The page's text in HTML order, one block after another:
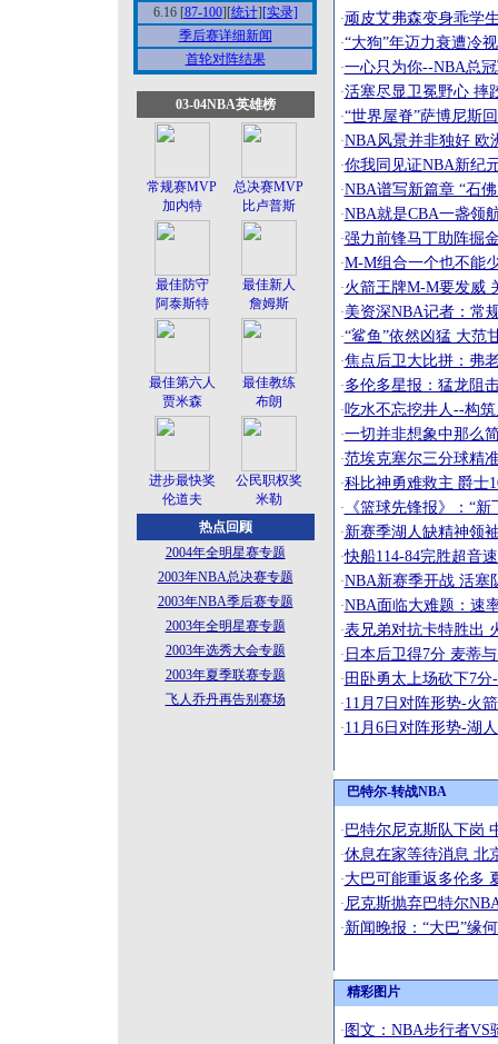
6.16 [87-100][统计] [实录]
季后赛详细新闻
首轮对阵结果
03-04NBA英雄榜
常规赛MVP
加内特
总决赛MVP
比卢普斯
最佳防守
阿泰斯特
最佳新人
詹姆斯
最佳第六人
贾米森
最佳教练
布朗
进步最快奖
伦道夫
公民职权奖
米勒
热点回顾
2004年全明星赛专题
2003年NBA总决赛专题
2003年NBA季后赛专题
2003年全明星赛专题
2003年选秀大会专题
2003年夏季联赛专题
飞人乔丹再告别赛场
·顽皮艾弗森变身乖学
·“大狗”年迈力衰遭冷
·一心只为你--NBA总
·活塞尽显卫冕野心 摔
·“世界屋脊”萨博尼斯
·NBA风景并非独好 欧
·你我同见证NBA新纪
·NBA谱写新篇章 “石
·NBA就是CBA一盏领
·强力前锋马丁助阵掘
·M-M组合一个也不能
·火箭王牌M-M要发威
·美资深NBA记者：常
·“鲨鱼”依然凶猛 大范
·焦点后卫大比拼：弗
·多伦多星报：猛龙阻
·吃水不忘挖井人--构
·一切并非想象中那么
·范埃克塞尔三分球精
·科比神勇难救主 爵士
· 《篮球先锋报》：“
·新赛季湖人缺精神领
·快船114-84完胜超音
·NBA新赛季开战 活塞
·NBA面临大难题：速
·表兄弟对抗卡特胜出
· 日本后卫得7分 麦蒂
· 田卧勇太上场砍下7
·11月7日对阵形势-火
·11月6日对阵形势-湖
巴特尔-转战NBA
·巴特尔尼克斯队下岗
·休息在家等待消息 北
·大巴可能重返多伦多
· 尼克斯抛弃巴特尔
·新闻晚报：“大巴”缘
精彩图片
·图文：NBA步行者VS